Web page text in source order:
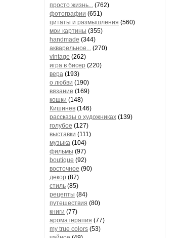
просто жизнь... (762)
фотографии (651)
цитаты и размышления (560)
мои картины (355)
handmade (344)
акварельное... (270)
vintage (262)
игра в бисер (220)
вера (193)
о любви (190)
вязание (169)
кошки (148)
Кишинев (146)
рассказы о художниках (139)
голубое (127)
выставки (111)
музыка (104)
фильмы (97)
boutique (92)
восточное (90)
декор (87)
стиль (85)
рецепты (84)
путешествия (80)
книги (77)
ароматерапия (77)
my true colors (53)